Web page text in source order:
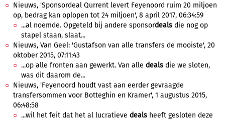
Nieuws, 'Sponsordeal Qurrent levert Feyenoord ruim 20 miljoen
op, bedrag kan oplopen tot 24 miljoen', 8 april 2017, 06:34:59
...al noemde. Opgeteld bij andere sponsordeals die nog op
stapel staan, slaat...
Nieuws, Van Geel: 'Gustafson van alle transfers de mooiste', 20
oktober 2015, 07:11:43
...op alle fronten aan gewerkt. Van alle deals die we sloten,
was dit daarom de...
Nieuws, 'Feyenoord houdt vast aan eerder gevraagde
transfersommen voor Botteghin en Kramer', 1 augustus 2015,
06:48:58
...wil het feit dat het al lucratieve deals heeft gesloten deze